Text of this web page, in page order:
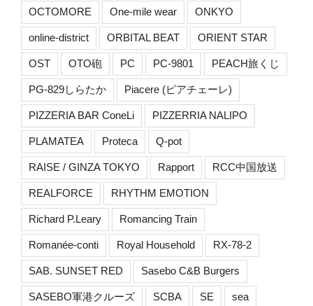
OCTOMORE One-mile wear ONKYO
online-district ORBITAL BEAT ORIENT STAR
OST OTO砲 PC PC-9801 PEACH旅くじ
PG-829しらたか Piacere (ピアチェーレ)
PIZZERIA BAR ConeLi PIZZERRIA NALIPO
PLAMATEA Proteca Q-pot
RAISE / GINZA TOKYO Rapport RCC中国放送
REALFORCE RHYTHM EMOTION
Richard P.Leary Romancing Train
Romanée-conti Royal Household RX-78-2
SAB. SUNSET RED Sasebo C&B Burgers
SASEBO軍港クルーズ SCBA SE sea